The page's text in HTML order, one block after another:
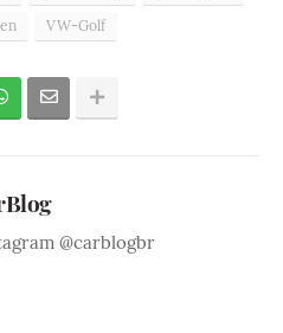
VW-Golf
@carblogbr